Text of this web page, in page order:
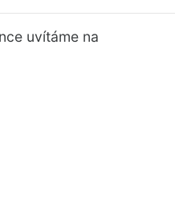
uvítáme na